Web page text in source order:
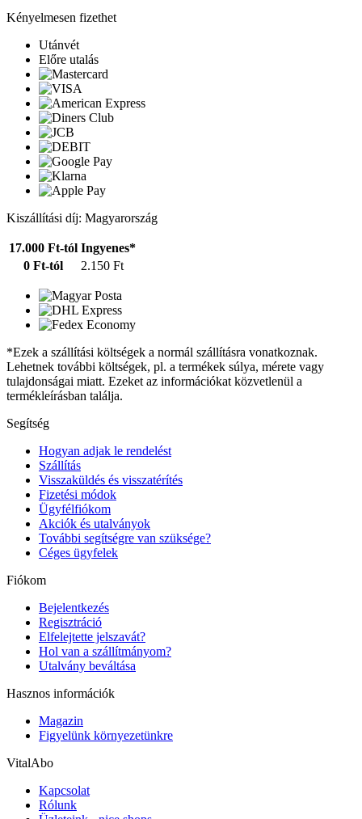
Kényelmesen fizethet
Utánvét
Előre utalás
Kiszállítási díj: Magyarország
17.000 Ft-tól Ingyenes*
0 Ft-tól
2.150 Ft
*Ezek a szállítási költségek a normál szállításra vonatkoznak.
Lehetnek további költségek, pl. a termékek súlya, mérete vagy
tulajdonságai miatt. Ezeket az információkat közvetlenül a
termékleírásban találja.
Segítség
Hogyan adjak le rendelést
Szállítás
Visszaküldés és visszatérítés
Fizetési módok
Ügyfélfiókom
Akciók és utalványok
További segítségre van szüksége?
Céges ügyfelek
Fiókom
Bejelentkezés
Regisztráció
Elfelejtette jelszavát?
Hol van a szállítmányom?
Utalvány beváltása
Hasznos információk
Magazin
Figyelünk környezetünkre
VitalAbo
Kapcsolat
Rólunk